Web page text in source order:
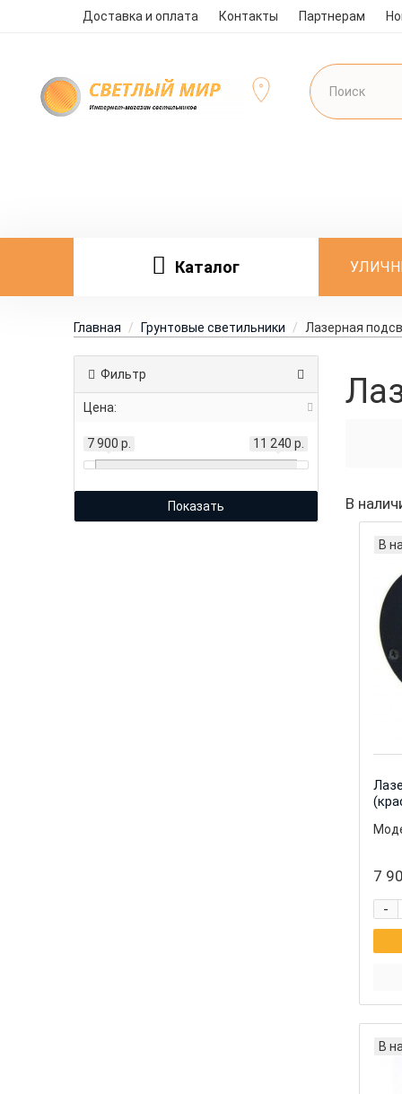
Доставка и оплата Контакты Партнерам
Каталог
Главная Грунтовые светильники Лазерная
Фильтр
Цена:
7 900 р. 11 240 р.
Показать В
В
7
-
В